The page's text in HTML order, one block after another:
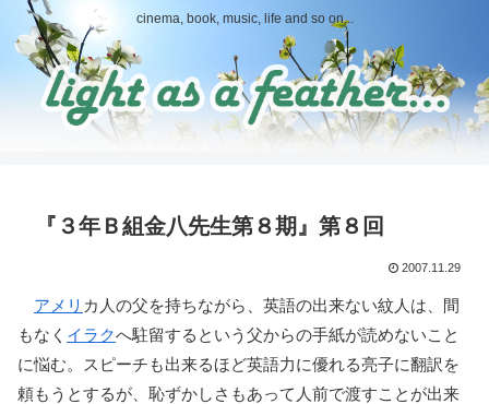
cinema, book, music, life and so on...
『３年Ｂ組金八先生第８期』第８回
2007.11.29
アメリ カ人の父を持ちながら、英語の出来ない紋人は、間
もなく イラクへ駐留するという父からの手紙が読めないこと
に悩む。スピーチも出来るほど英語力に優れる亮子に翻訳を
頼もうとするが、恥ずかしさもあって人前で渡すことが出来